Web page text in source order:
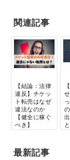
関連記事
【結論：法律
違反】チケッ
ト転売はなぜ
違法なのか
【健全に稼ぐ
べき】
最新記事